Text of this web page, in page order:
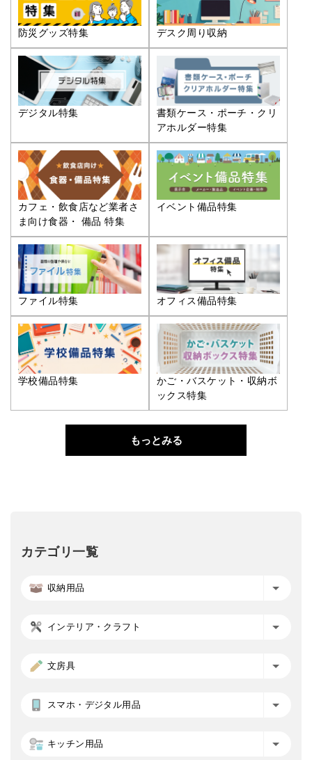
防災グッズ特集 デスク周り収納
デジタル特集
書類ケース・ポーチ・クリ
アホルダー特集
カフェ・飲食店など業者さ
ま向け食器・ 備品 特集
イベント備品特集
ファイル特集 オフィス備品特集
学校備品特集
かご・バスケット・収納ボ
ックス特集
もっとみる
カテゴリ一覧
収納用品
インテリア・クラフト
文房具
スマホ・デジタル用品
キッチン用品